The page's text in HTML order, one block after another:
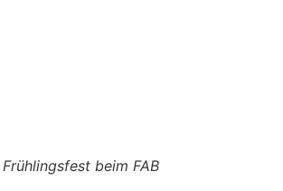
Frühlingsfest beim FAB